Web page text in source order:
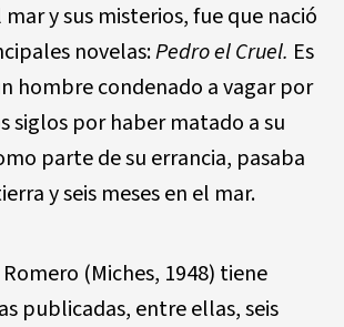
y sus misterios, fue que nació
novelas:Pedro el Cruel. Es
hombre condenado a vagar por
siglos por haber matado a su
parte de su errancia, pasaba
y seis meses en el mar.
(Miches, 1948) tiene
publicadas, entre ellas, seis